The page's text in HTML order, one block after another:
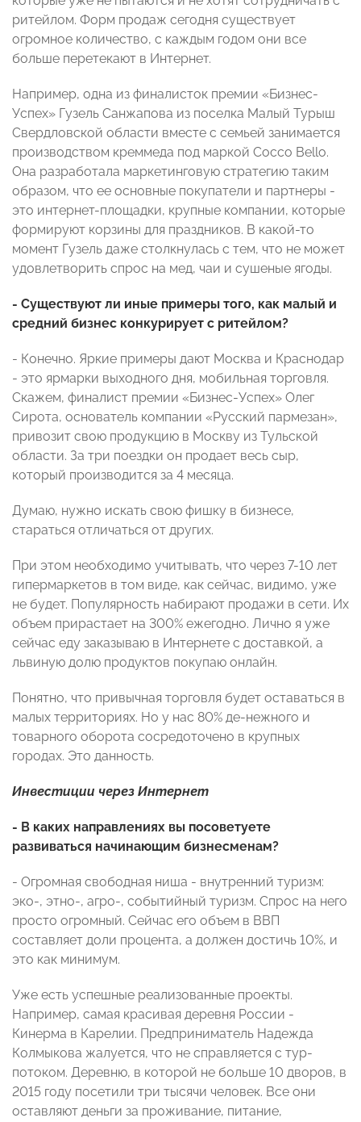
ритейлом. Форм продаж сегодня существует
огромное количество, с каждым годом они все
больше перетекают в Интернет.
Например, одна из финалисток премии «Бизнес-
Успех» Гузель Санжапова из поселка Малый Турыш
Свердловской области вместе с семьей занимается
производством креммеда под маркой Cocco Bello.
Она разработала маркетинговую стратегию таким
образом, что ее основные покупатели и партнеры -
это интернет-площадки, крупные компании, которые
формируют корзины для праздников. В какой-то
момент Гузель даже столкнулась с тем, что не может
удовлетворить спрос на мед, чаи и сушеные ягоды.
- Существуют ли иные примеры того, как малый и
средний бизнес конкурирует с ритейлом?
- Конечно. Яркие примеры дают Москва и Краснодар
- это ярмарки выходного дня, мобильная торговля.
Скажем, финалист премии «Бизнес-Успех» Олег
Сирота, основатель компании «Русский пармезан»,
привозит свою продукцию в Москву из Тульской
области. За три поездки он продает весь сыр,
который производится за 4 месяца.
Думаю, нужно искать свою фишку в бизнесе,
стараться отличаться от других.
При этом необходимо учитывать, что через 7-10 лет
гипермаркетов в том виде, как сейчас, видимо, уже
не будет. Популярность набирают продажи в сети. Их
объем прирастает на 300% ежегодно. Лично я уже
сейчас еду заказываю в Интернете с доставкой, а
львиную долю продуктов покупаю онлайн.
Понятно, что привычная торговля будет оставаться в
малых территориях. Но у нас 80% де-нежного и
товарного оборота сосредоточено в крупных
городах. Это данность.
Инвестиции через Интернет
- В каких направлениях вы посоветуете
развиваться начинающим бизнесменам?
- Огромная свободная ниша - внутренний туризм:
эко-, этно-, агро-, событийный туризм. Спрос на него
просто огромный. Сейчас его объем в ВВП
составляет доли процента, а должен достичь 10%, и
это как минимум.
Уже есть успешные реализованные проекты.
Например, самая красивая деревня России -
Кинерма в Карелии. Предприниматель Надежда
Колмыкова жалуется, что не справляется с тур-
потоком. Деревню, в которой не больше 10 дворов, в
2015 году посетили три тысячи человек. Все они
оставляют деньги за проживание, питание,